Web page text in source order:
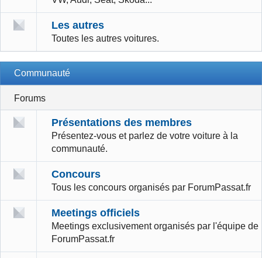
Les autres
Toutes les autres voitures.
Communauté
Forums
Présentations des membres
Présentez-vous et parlez de votre voiture à la
communauté.
Concours
Tous les concours organisés par ForumPassat.fr
Meetings officiels
Meetings exclusivement organisés par l'équipe de
ForumPassat.fr